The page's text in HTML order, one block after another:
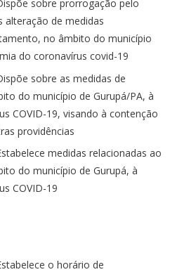
sobre prorrogação pelo
alteração de medidas
no âmbito do município
do coronavírus covid-19
sobre as medidas de
do município de Gurupá/PA, à
COVID-19, visando à contenção
providências
medidas relacionadas ao
do município de Gurupá, à
COVID-19
o horário de